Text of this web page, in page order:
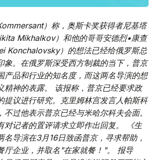
）称，奥斯卡奖获得者尼基塔
Mikhalkov）和他的哥哥安德烈•康查
Konchalovsky）的想法已经给俄罗斯总
象。在俄罗斯深受西方制裁的当下，普京
产品和行业的知名度，而这两名导演的想
精神的表露。 该报称，普京已经要求政
提议进行研究。克里姆林宫发言人帕斯科
不过他表示普京已经与米哈尔科夫会面。
对记者的置评请求立即作出回复。 《生
名导演在3月16日致函普京，寻求帮助，
厅企业，并取名"在家就餐！"。 报导